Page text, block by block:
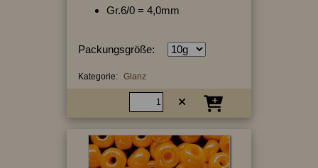
Gr.6/0 = 4,0mm
Packungsgröße:
Kategorie: Glanz